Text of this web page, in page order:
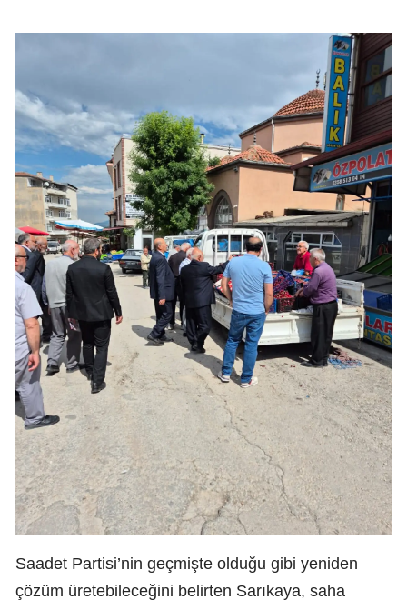
Saadet Partisi’nin geçmişte olduğu gibi yeniden
çözüm üretebileceğini belirten Sarıkaya, saha